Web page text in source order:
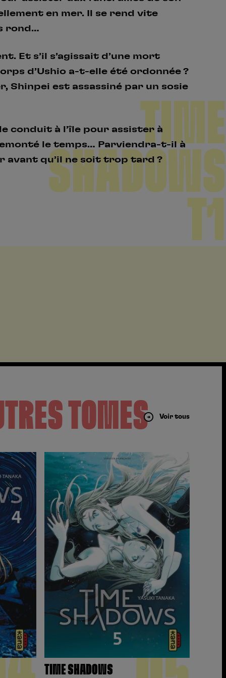
en mer. Il se rend vite
rond…
Et s’il s’agissait d’une mort
d’Ushio a-t-elle été ordonnée ?
Shinpei est assassiné par un sosie
conduit à l’île pour assister à
le temps… Parviendra-t-il à
avant qu’il ne soit trop tard ?
TIME
SHADOWS
T1
TOMES Voir tous
TIME SHADOWS